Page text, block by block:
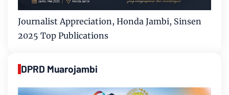
Journalist Appreciation, Honda Jambi, Sinsen
2025 Top Publications
DPRD Muarojambi